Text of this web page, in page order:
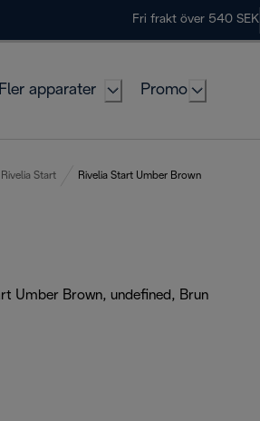
Fri frakt över 540 SEK
Fler apparater Promo
Rivelia Start Rivelia Start Umber Brown